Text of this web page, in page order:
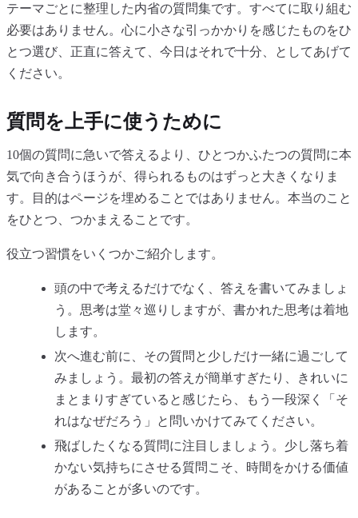
テーマごとに整理した内省の質問集です。すべてに取り組む
必要はありません。心に小さな引っかかりを感じたものをひ
とつ選び、正直に答えて、今日はそれで十分、としてあげて
ください。
質問を上手に使うために
10個の質問に急いで答えるより、ひとつかふたつの質問に本
気で向き合うほうが、得られるものはずっと大きくなりま
す。目的はページを埋めることではありません。本当のこと
をひとつ、つかまえることです。
役立つ習慣をいくつかご紹介します。
頭の中で考えるだけでなく、答えを書いてみましょ
う。思考は堂々巡りしますが、書かれた思考は着地
します。
次へ進む前に、その質問と少しだけ一緒に過ごして
みましょう。最初の答えが簡単すぎたり、きれいに
まとまりすぎていると感じたら、もう一段深く「そ
れはなぜだろう」と問いかけてみてください。
飛ばしたくなる質問に注目しましょう。少し落ち着
かない気持ちにさせる質問こそ、時間をかける価値
があることが多いのです。